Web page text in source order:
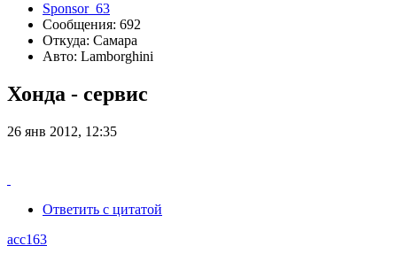
Sponsor_63
Сообщения: 692
Откуда: Самара
Авто: Lamborghini
Хонда - сервис
26 янв 2012, 12:35
Ответить с цитатой
acc163